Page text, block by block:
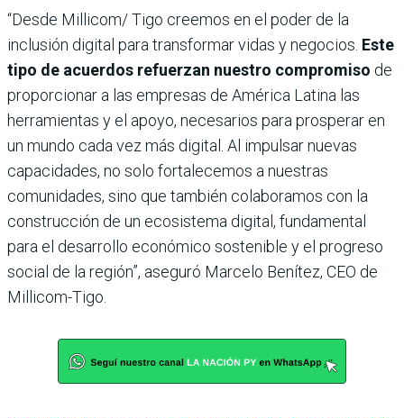
“Desde Millicom/ Tigo creemos en el poder de la
inclusión digital para transformar vidas y negocios. Este
tipo de acuerdos refuerzan nuestro compromiso de
proporcionar a las empresas de América Latina las
herramientas y el apoyo, necesarios para prosperar en
un mundo cada vez más digital. Al impulsar nuevas
capacidades, no solo fortalecemos a nuestras
comunidades, sino que también colaboramos con la
construcción de un ecosistema digital, fundamental
para el desarrollo económico sostenible y el progreso
social de la región”, aseguró Marcelo Benítez, CEO de
Millicom-Tigo.